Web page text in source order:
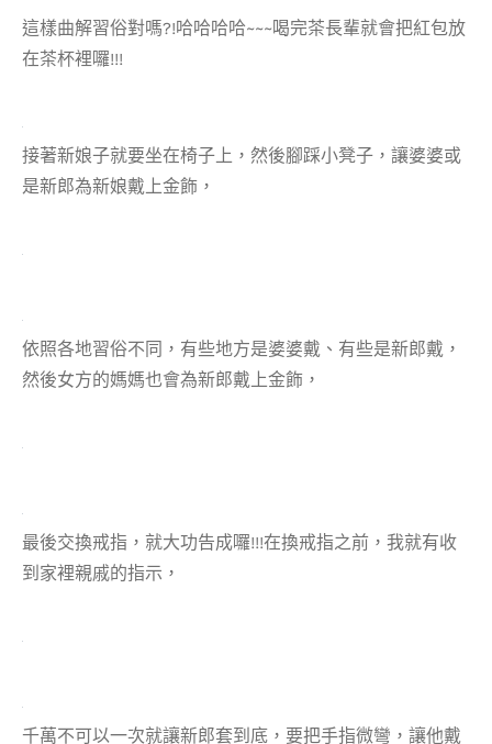
這樣曲解習俗對嗎?!哈哈哈哈~~~喝完茶長輩就會把紅包放
在茶杯裡囉!!!
接著新娘子就要坐在椅子上，然後腳踩小凳子，讓婆婆或
是新郎為新娘戴上金飾，
依照各地習俗不同，有些地方是婆婆戴、有些是新郎戴，
然後女方的媽媽也會為新郎戴上金飾，
最後交換戒指，就大功告成囉!!!在換戒指之前，我就有收
到家裡親戚的指示，
千萬不可以一次就讓新郎套到底，要把手指微彎，讓他戴